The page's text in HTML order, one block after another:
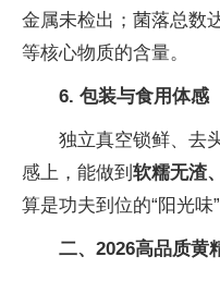
金属未检出；菌落总数
等核心物质的含量。
6. 包装与食用体感
独立真空锁鲜、去
感上，能做到 软糯无渣
算是功夫到位的“阳光味”
二、2026高品质黄